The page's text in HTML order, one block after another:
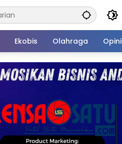
Ekobis Olahraga Opini